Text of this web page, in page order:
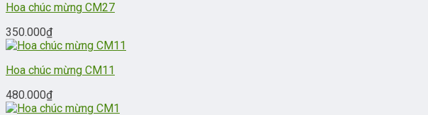
Hoa chúc mừng CM27
350.000₫
Hoa chúc mừng CM11
480.000₫